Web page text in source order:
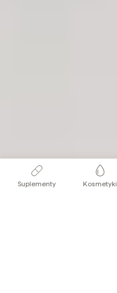
Suplementy Kosmetyki